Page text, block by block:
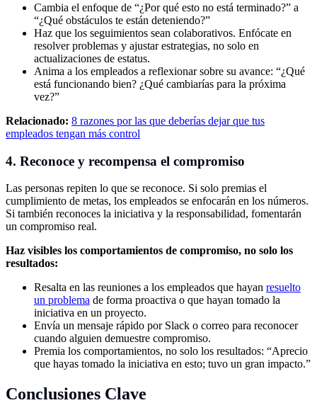
Cambia el enfoque de “¿Por qué esto no está terminado?” a
“¿Qué obstáculos te están deteniendo?”
Haz que los seguimientos sean colaborativos. Enfócate en
resolver problemas y ajustar estrategias, no solo en
actualizaciones de estatus.
Anima a los empleados a reflexionar sobre su avance: “¿Qué
está funcionando bien? ¿Qué cambiarías para la próxima
vez?”
Relacionado: 8 razones por las que deberías dejar que tus
empleados tengan más control
4. Reconoce y recompensa el compromiso
Las personas repiten lo que se reconoce. Si solo premias el
cumplimiento de metas, los empleados se enfocarán en los números.
Si también reconoces la iniciativa y la responsabilidad, fomentarán
un compromiso real.
Haz visibles los comportamientos de compromiso, no solo los
resultados:
Resalta en las reuniones a los empleados que hayan resuelto
un problema de forma proactiva o que hayan tomado la
iniciativa en un proyecto.
Envía un mensaje rápido por Slack o correo para reconocer
cuando alguien demuestre compromiso.
Premia los comportamientos, no solo los resultados: “Aprecio
que hayas tomado la iniciativa en esto; tuvo un gran impacto.”
Conclusiones Clave